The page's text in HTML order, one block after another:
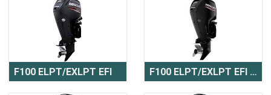
F100 ELPT/EXLPT EFI F100 ELPT/EXLPT EFI CT